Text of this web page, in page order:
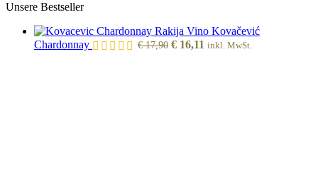
Unsere Bestseller
Kovačević
Chardonnay
€17,90 Ursprünglicher
€ 16,11 Aktueller
inkl. MwSt.